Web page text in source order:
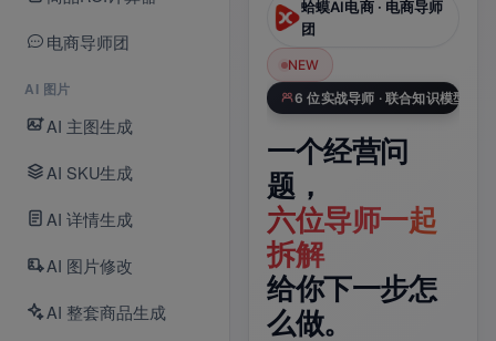
电商导师团
AI 图片
AI 主图生成
AI SKU生成
AI 详情生成
AI 图片修改
AI 整套商品生成
蛤蟆AI电商 · AI
一键生成带声
电商视频
70 条灵感库已
蛤蟆AI电商 · 电商导师
团
NEW
6 位实战导师 · 联合知识模型
一个经营问
题，
六位导师一起
拆解
给你下一步怎
么做。